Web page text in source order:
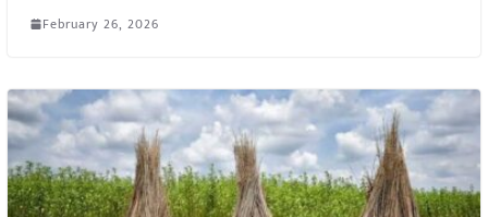
February 26, 2026